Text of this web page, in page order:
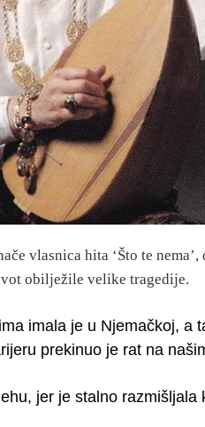
vlasnica hita ‘Što te
obilježile velike tragedije.
imala je u Njemačkoj,
prekinuo je rat na
jer je stalno